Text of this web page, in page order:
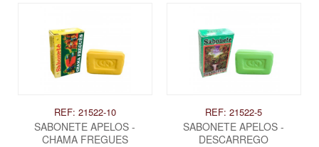
REF: 21522-10
SABONETE APELOS -
CHAMA FREGUES
REF: 21522-5
SABONETE APELOS -
DESCARREGO